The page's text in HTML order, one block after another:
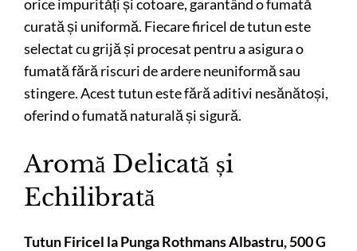
orice impurități și cotoare, garantând o fumată
curată și uniformă. Fiecare firicel de tutun este
selectat cu grijă și procesat pentru a asigura o
fumată fără riscuri de ardere neuniformă sau
stingere. Acest tutun este fără aditivi nesănătoși,
oferind o fumată naturală și sigură.
Aromă Delicată și
Echilibrată
Tutun Firicel la Punga Rothmans Albastru, 500 G